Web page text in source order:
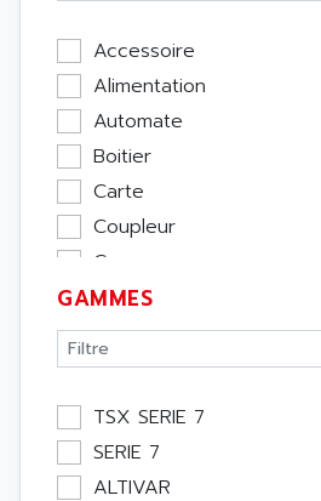
Accessoire
Alimentation
Automate
Boitier
Carte
Coupleur
Cpu
Ecran
Entrée / Sortie
Memoire
Module Métier
Moteur
Pupitre Opérateur
GAMMES
TSX SERIE 7
SERIE 7
ALTIVAR